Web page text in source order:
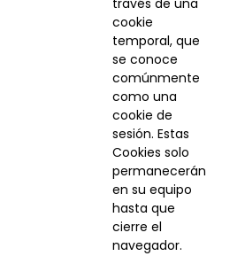
través de una
cookie
temporal, que
se conoce
comúnmente
como una
cookie de
sesión. Estas
Cookies solo
permanecerán
en su equipo
hasta que
cierre el
navegador.